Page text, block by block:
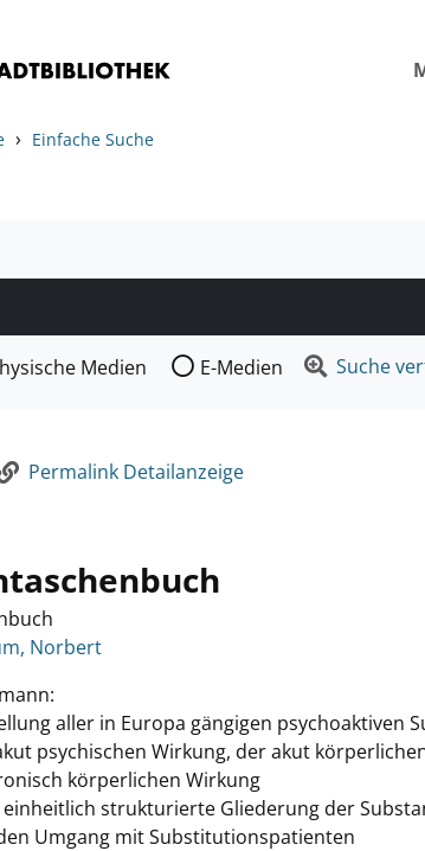
› Einfache Suche
Medienart nach der Sie suchen wollen.
Medien E-Medien Suche
Permalink Detailanzeige
diesem Verfasser
Norbert
aller in Europa gängigen psychoaktiven
psychischen Wirkung, der akut
körperlichen Wirkung
strukturierte Gliederung der
Umgang mit Substitutionspatienten